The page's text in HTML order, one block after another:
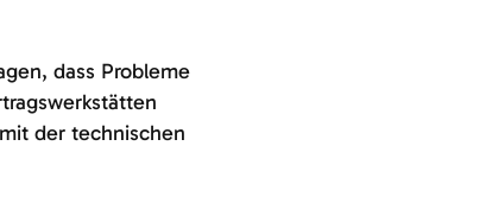
dass Probleme
der technischen